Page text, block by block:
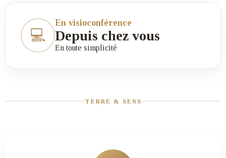
💻
En visioconférence
Depuis chez vous
En toute simplicité
TERRE & SENS